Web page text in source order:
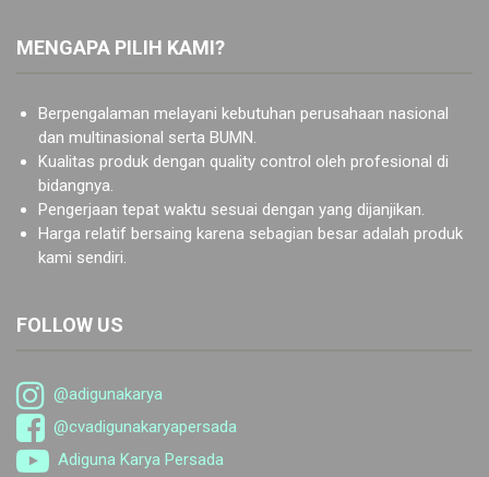
MENGAPA PILIH KAMI?
Berpengalaman melayani kebutuhan perusahaan nasional
dan multinasional serta BUMN.
Kualitas produk dengan quality control oleh profesional di
bidangnya.
Pengerjaan tepat waktu sesuai dengan yang dijanjikan.
Harga relatif bersaing karena sebagian besar adalah produk
kami sendiri.
FOLLOW US
@adigunakarya
@cvadigunakaryapersada
Adiguna Karya Persada